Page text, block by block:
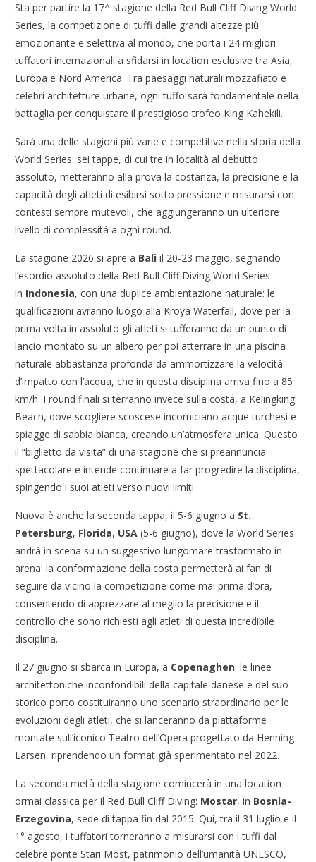
Sta per partire la 17^ stagione della Red Bull Cliff Diving World
Series, la competizione di tuffi dalle grandi altezze più
emozionante e selettiva al mondo, che porta i 24 migliori
tuffatori internazionali a sfidarsi in location esclusive tra Asia,
Europa e Nord America. Tra paesaggi naturali mozzafiato e
celebri architetture urbane, ogni tuffo sarà fondamentale nella
battaglia per conquistare il prestigioso trofeo King Kahekili.
Sarà una delle stagioni più varie e competitive nella storia della
World Series: sei tappe, di cui tre in località al debutto
assoluto, metteranno alla prova la costanza, la precisione e la
capacità degli atleti di esibirsi sotto pressione e misurarsi con
contesti sempre mutevoli, che aggiungeranno un ulteriore
livello di complessità a ogni round.
La stagione 2026 si apre a Baliil 20-23 maggio, segnando
l’esordio assoluto della Red Bull Cliff Diving World Series
in Indonesia, con una duplice ambientazione naturale: le
qualificazioni avranno luogo alla Kroya Waterfall, dove per la
prima volta in assoluto gli atleti si tufferanno da un punto di
lancio montato su un albero per poi atterrare in una piscina
naturale abbastanza profonda da ammortizzare la velocità
d’impatto con l’acqua, che in questa disciplina arriva fino a 85
km/h. I round finali si terranno invece sulla costa, a Kelingking
Beach, dove scogliere scoscese incorniciano acque turchesi e
spiagge di sabbia bianca, creando un’atmosfera unica. Questo
il “biglietto da visita” di una stagione che si preannuncia
spettacolare e intende continuare a far progredire la disciplina,
spingendo i suoi atleti verso nuovi limiti.
Nuova è anche la seconda tappa, il 5-6 giugno a St.
Petersburg, Florida, USA (5-6 giugno), dove la World Series
andrà in scena su un suggestivo lungomare trasformato in
arena: la conformazione della costa permetterà ai fan di
seguire da vicino la competizione come mai prima d’ora,
consentendo di apprezzare al meglio la precisione e il
controllo che sono richiesti agli atleti di questa incredibile
disciplina.
Il 27 giugno si sbarca in Europa, a Copenaghen: le linee
architettoniche inconfondibili della capitale danese e del suo
storico porto costituiranno uno scenario straordinario per le
evoluzioni degli atleti, che si lanceranno da piattaforme
montate sull’iconico Teatro dell’Opera progettato da Henning
Larsen, riprendendo un format già sperimentato nel 2022.
La seconda metà della stagione comincerà in una location
ormai classica per il Red Bull Cliff Diving: Mostar, in Bosnia-
Erzegovina, sede di tappa fin dal 2015. Qui, tra il 31 luglio e il
1° agosto, i tuffatori torneranno a misurarsi con i tuffi dal
celebre ponte Stari Most, patrimonio dell’umanità UNESCO,